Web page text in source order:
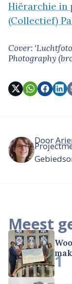
Hiërarchie in
(Collectief)
Cover:
Photography
Door
Meest
1